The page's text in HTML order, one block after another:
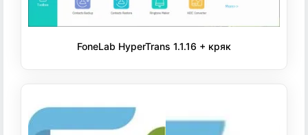
FoneLab HyperTrans 1.1.16 + кряк